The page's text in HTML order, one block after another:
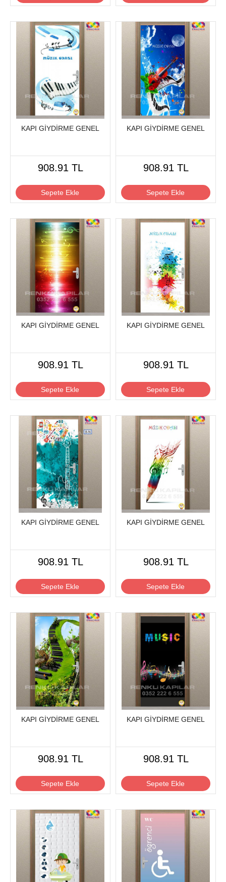
KAPI GİYDİRME GENEL
908.91 TL
Sepete Ekle
KAPI GİYDİRME GENEL
908.91 TL
Sepete Ekle
KAPI GİYDİRME GENEL
908.91 TL
Sepete Ekle
KAPI GİYDİRME GENEL
908.91 TL
Sepete Ekle
KAPI GİYDİRME GENEL
908.91 TL
Sepete Ekle
KAPI GİYDİRME GENEL
908.91 TL
Sepete Ekle
KAPI GİYDİRME GENEL
908.91 TL
Sepete Ekle
KAPI GİYDİRME GENEL
908.91 TL
Sepete Ekle